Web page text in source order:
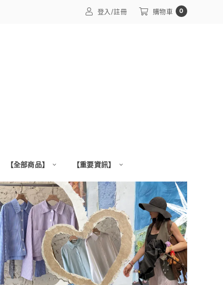
登入/註冊 購物車 0
【全部商品】 【重要資訊】